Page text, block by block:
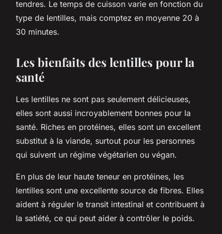
tendres. Le temps de cuisson varie en fonction du
type de lentilles, mais comptez en moyenne 20 à
30 minutes.
Les bienfaits des lentilles pour la
santé
Les lentilles ne sont pas seulement délicieuses,
elles sont aussi incroyablement bonnes pour la
santé. Riches en protéines, elles sont un excellent
substitut à la viande, surtout pour les personnes
qui suivent un régime végétarien ou végan.
En plus de leur haute teneur en protéines, les
lentilles sont une excellente source de fibres. Elles
aident à réguler le transit intestinal et contribuent à
la satiété, ce qui peut aider à contrôler le poids.